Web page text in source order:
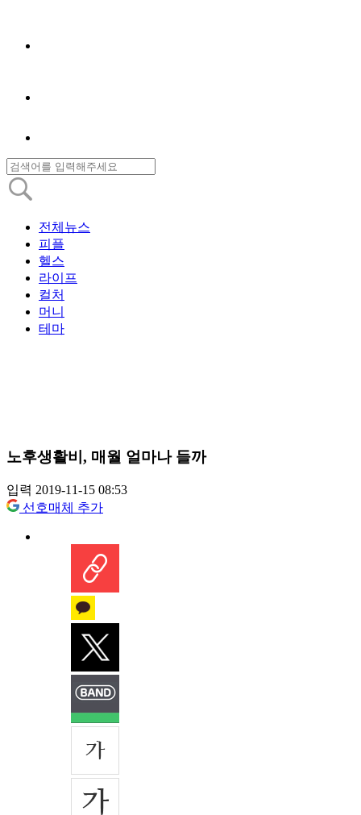
전체뉴스
피플
헬스
라이프
컬처
머니
테마
노후생활비, 매월 얼마나 들까
입력 2019-11-15 08:53
선호매체 추가